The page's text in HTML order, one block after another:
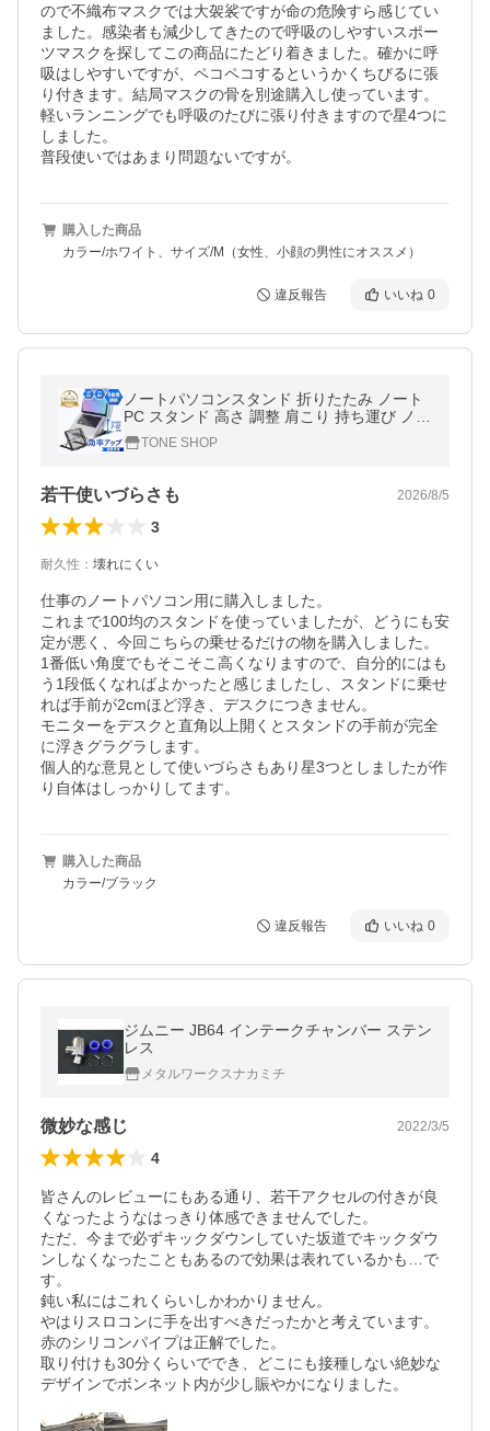
ので不織布マスクでは大袈裟ですが命の危険すら感じてい
ました。感染者も減少してきたので呼吸のしやすいスポー
ツマスクを探してこの商品にたどり着きました。確かに呼
吸はしやすいですが、ペコペコするというかくちびるに張
り付きます。結局マスクの骨を別途購入し使っています。
軽いランニングでも呼吸のたびに張り付きますので星4つに
しました。
普段使いではあまり問題ないですが。
購入した商品
カラー/ホワイト、サイズ/M（女性、小顔の男性にオススメ）
違反報告 いいね 0
ノートパソコンスタンド 折りたたみ ノート
PC スタンド 高さ 調整 肩こり 持ち運び ノー
トPCスタンド タブレットスタンド 最強 丈
夫 スチール 軽量 姿勢改善
TONE SHOP
若干使いづらさも 2026/8/5
3
耐久性 ： 壊れにくい
仕事のノートパソコン用に購入しました。
これまで100均のスタンドを使っていましたが、どうにも安
定が悪く、今回こちらの乗せるだけの物を購入しました。
1番低い角度でもそこそこ高くなりますので、自分的にはも
う1段低くなればよかったと感じましたし、スタンドに乗せ
れば手前が2cmほど浮き、デスクにつきません。
モニターをデスクと直角以上開くとスタンドの手前が完全
に浮きグラグラします。
個人的な意見として使いづらさもあり星3つとしましたが作
り自体はしっかりしてます。
購入した商品
カラー/ブラック
違反報告 いいね 0
ジムニー JB64 インテークチャンバー ステン
レス
メタルワークスナカミチ
微妙な感じ 2022/3/5
4
皆さんのレビューにもある通り、若干アクセルの付きが良
くなったようなはっきり体感できませんでした。
ただ、今まで必ずキックダウンしていた坂道でキックダウ
ンしなくなったこともあるので効果は表れているかも…で
す。
鈍い私にはこれくらいしかわかりません。
やはりスロコンに手を出すべきだったかと考えています。
赤のシリコンパイプは正解でした。
取り付けも30分くらいででき、どこにも接種しない絶妙な
デザインでボンネット内が少し賑やかになりました。